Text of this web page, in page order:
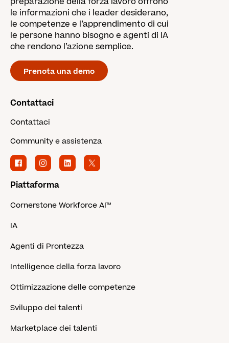
le informazioni che i leader desiderano,
le competenze e l’apprendimento di cui
le persone hanno bisogno e agenti di IA
che rendono l’azione semplice.
Prenota una demo
Contattaci
Contattaci
Community e assistenza
Piattaforma
Cornerstone Workforce AI™
IA
Agenti di Prontezza
Intelligence della forza lavoro
Ottimizzazione delle competenze
Sviluppo dei talenti
Marketplace dei talenti